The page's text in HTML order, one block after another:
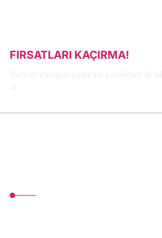
FIRSATLARI KAÇIRMA!